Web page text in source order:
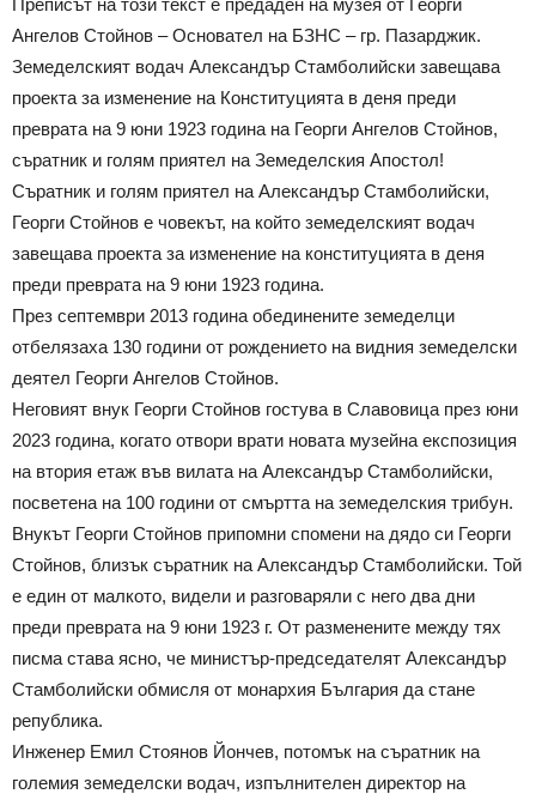
Ангелов Стойнов – Основател на БЗНС – гр. Пазарджик.
Земеделският водач Александър Стамболийски завещава
проекта за изменение на Конституцията в деня преди
преврата на 9 юни 1923 година на Георги Ангелов Стойнов,
съратник и голям приятел на Земеделския Апостол!
Съратник и голям приятел на Александър Стамболийски,
Георги Стойнов е човекът, на който земеделският водач
завещава проекта за изменение на конституцията в деня
преди преврата на 9 юни 1923 година.
През септември 2013 година обединените земеделци
отбелязаха 130 години от рождението на видния земеделски
деятел Георги Ангелов Стойнов.
Неговият внук Георги Стойнов гостува в Славовица през юни
2023 година, когато отвори врати новата музейна експозиция
на втория етаж във вилата на Александър Стамболийски,
посветена на 100 години от смъртта на земеделския трибун.
Внукът Георги Стойнов припомни спомени на дядо си Георги
Стойнов, близък съратник на Александър Стамболийски. Той
е един от малкото, видели и разговаряли с него два дни
преди преврата на 9 юни 1923 г. От разменените между тях
писма става ясно, че министър-председателят Александър
Стамболийски обмисля от монархия България да стане
република.
Инженер Емил Стоянов Йончев, потомък на съратник на
големия земеделски водач, изпълнителен директор на